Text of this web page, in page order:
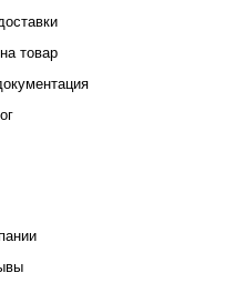
товар